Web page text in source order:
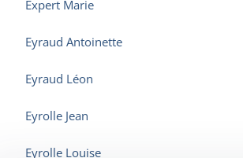
Expert Marie
Eyraud Antoinette
Eyraud Léon
Eyrolle Jean
Eyrolle Louise